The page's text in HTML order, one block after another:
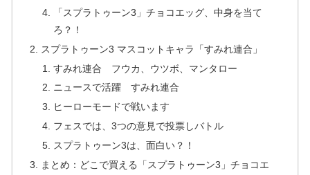
「スプラトゥーン3」チョコエッグ、中身を当て
ろ？！
スプラトゥーン3 マスコットキャラ「すみれ連合」
すみれ連合 フウカ、ウツボ、マンタロー
ニュースで活躍 すみれ連合
ヒーローモードで戦います
フェスでは、3つの意見で投票しバトル
スプラトゥーン3は、面白い？！
まとめ：どこで買える「スプラトゥーン3」チョコエ